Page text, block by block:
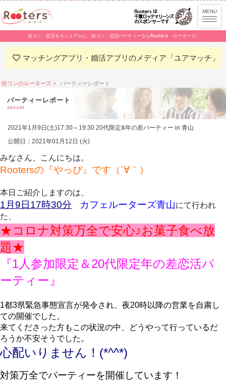
街コン・恋活をカジュアルに。街コン・恋活パーティーならRooters -ルーターズ-
マッチングアプリ・婚活アプリのメディア「ユアマッチ」
街コンのルーターズ パーティーレポート
パーティーレポート
REPORT
2021年1月9日(土)17:30～19:30 20代限定&年の差パーティー in 青山
公開日：2021年01月12日 (火)
みなさん、こんにちは。
Rootersの『やっぴ』です （´∀｀）
本日ご紹介しますのは、
1月9日17時30分 カフェルーターズ青山にて行われ
た、
★コロナ対策万全で安心♪お菓子食べ放
題★
『1人参加限定＆20代限定年の差恋活パ
ーティー』
1都3県緊急事態宣言が発令され、夜20時以降の営業を自粛し
ての開催でした。
来てくださった方もこの状況の中、どうやって行っているだ
ろうか不安そうでした。
心配いりません！ (*^^*)
対策万全でパーティーを開催しています！